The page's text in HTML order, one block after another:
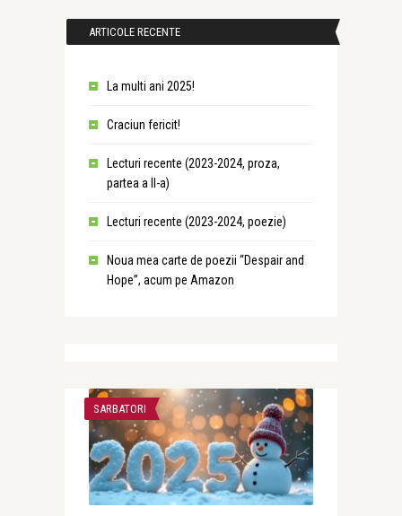
ARTICOLE RECENTE
La multi ani 2025!
Craciun fericit!
Lecturi recente (2023-2024, proza,
partea a II-a)
Lecturi recente (2023-2024, poezie)
Noua mea carte de poezii “Despair and
Hope”, acum pe Amazon
SARBATORI